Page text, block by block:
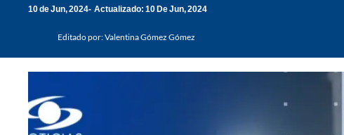
10 de Jun, 2024 Actualizado: 10 De Jun, 2024
Editado por:Valentina Gómez Gómez